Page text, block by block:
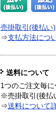
売掛取引(後払い)
⇒支払方法につ
送料について
1つのご注文毎に
※売掛取引(後払
⇒送料について